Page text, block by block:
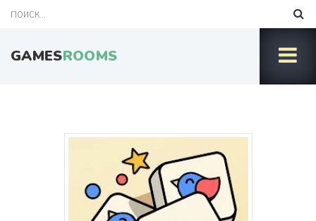
GAMESROOMS